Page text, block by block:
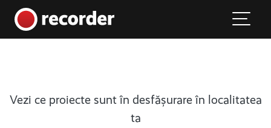
Main Navigation
Vezi ce proiecte sunt în desfășurare în localitatea
ta